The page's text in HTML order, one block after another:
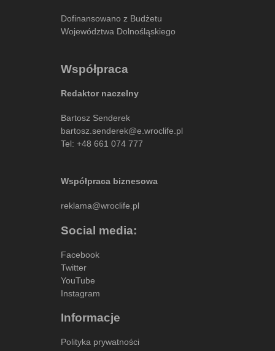
Dofinansowano z Budżetu
Województwa Dolnośląskiego
Współpraca
Redaktor naczelny
Bartosz Senderek
bartosz.senderek@e.wroclife.pl
Tel: +48 661 074 777
Współpraca biznesowa
reklama@wroclife.pl
Social media:
Facebook
Twitter
YouTube
Instagram
Informacje
Polityka prywatności